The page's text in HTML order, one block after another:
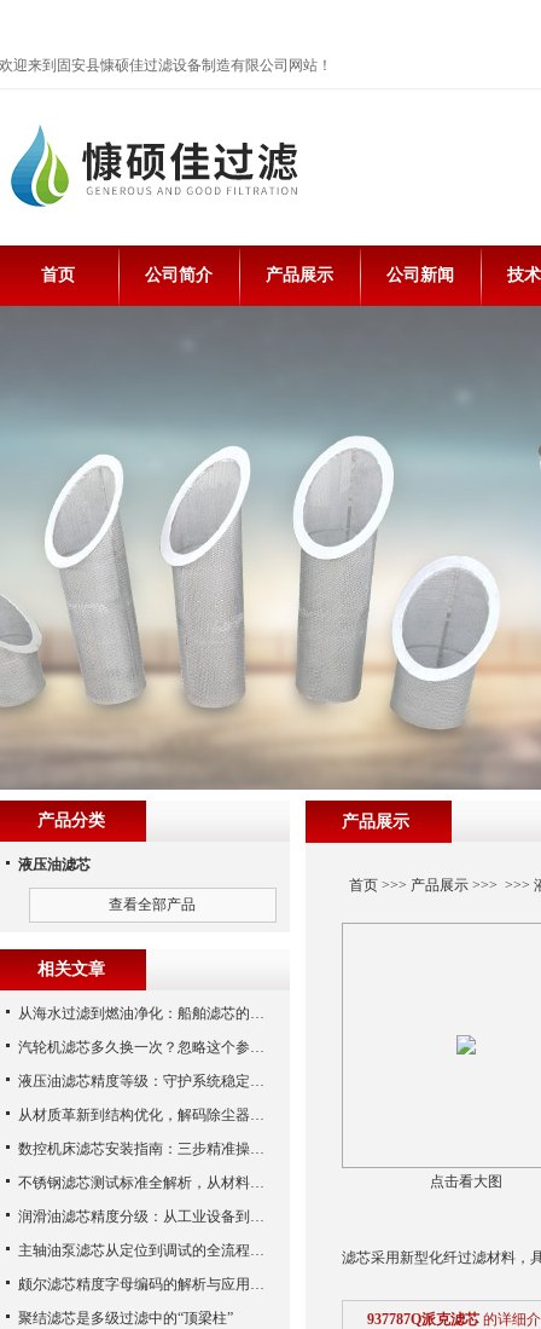
欢迎来到固安县慷硕佳过滤设备制造有限公司网站！
首页 公司简介 产品展示 公司新闻 技
产品展示
首页>>> 产品展示>>> >>>
点击看大图
滤芯采用新型化纤过滤材料，
937787Q派克滤芯 的详细
产品分类
液压油滤芯
查看全部产品
相关文章
从海水过滤到燃油净化：船舶滤芯的多场景应用解析
汽轮机滤芯多久换一次？忽略这个参数，机组非停损失可能上百万！
液压油滤芯精度等级：守护系统稳定与寿命的“微米标尺”
从材质革新到结构优化，解码除尘器滤芯性能跃升的核心逻辑
数控机床滤芯安装指南：三步精准操作，杜绝设备“亚健康”
不锈钢滤芯测试标准全解析，从材料性能到应用场景的严苛验证
润滑油滤芯精度分级：从工业设备到精密系统的过滤密码
主轴油泵滤芯从定位到调试的全流程解析
颇尔滤芯精度字母编码的解析与应用指南
聚结滤芯是多级过滤中的“顶梁柱”